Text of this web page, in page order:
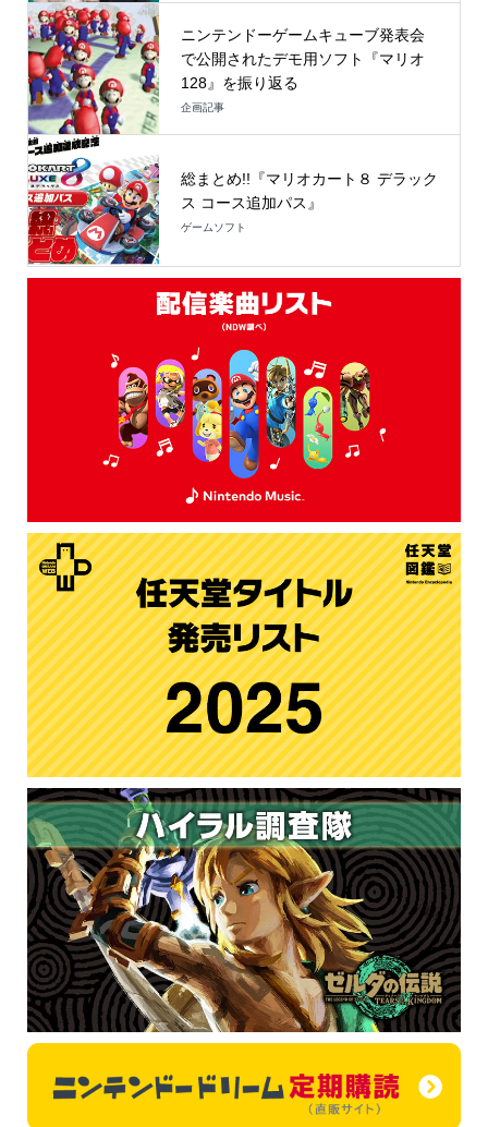
ニンテンドーゲームキューブ発表会
で公開されたデモ用ソフト『マリオ
128』を振り返る
企画記事
総まとめ!!『マリオカート８ デラック
ス コース追加パス』
ゲームソフト